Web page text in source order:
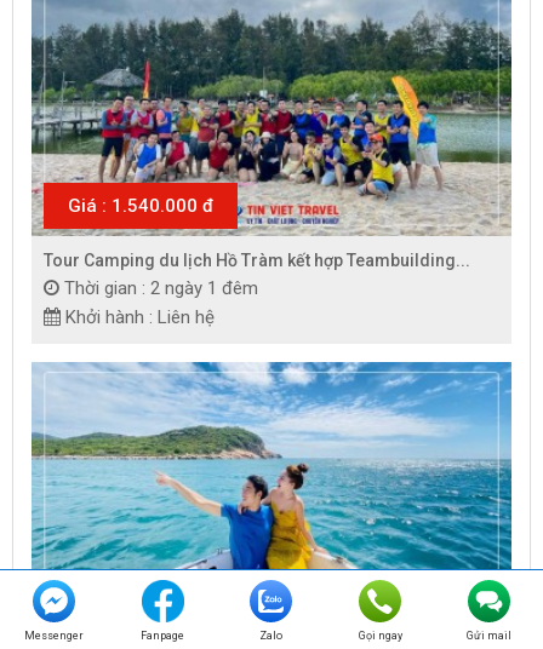
Giá : 1.540.000 đ
Tour Camping du lịch Hồ Tràm kết hợp Teambuilding...
Thời gian : 2 ngày 1 đêm
Khởi hành : Liên hệ
Giá : 4.420.000 đ
Messenger Fanpage Zalo Gọi ngay Gửi mail